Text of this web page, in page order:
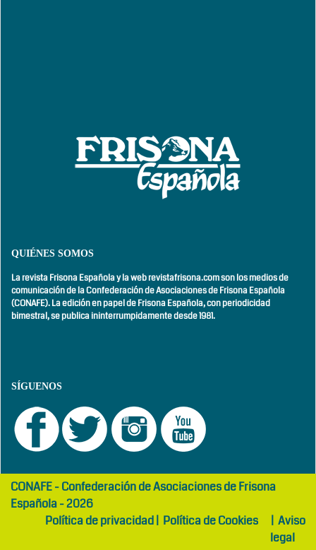
QUIÉNES SOMOS
La revista Frisona Española y la web revistafrisona.com son los medios de
comunicación de la Confederación de Asociaciones de Frisona Española
(CONAFE). La edición en papel de Frisona Española, conperiodicidad
bimestral,se publica ininterrumpidamente desde 1981.
SÍGUENOS
girls
abaya
maltepe
otelCONAFE - Confederación de Asociaciones de Frisona
Española - 2026
Política de privacidad| Política de Cookies | Aviso
legal